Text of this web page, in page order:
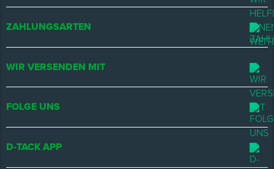
ZAHLUNGSARTEN
WIR VERSENDEN MIT
FOLGE UNS
D-TACK APP